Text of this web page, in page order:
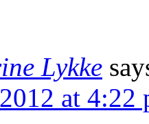
Lykke
at 4:22